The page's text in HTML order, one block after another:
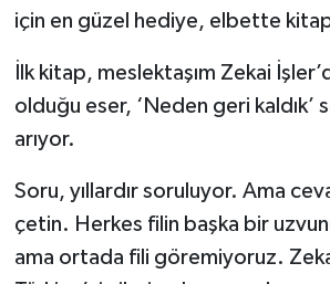
için en güzel hediye, elbette
İlk kitap, meslektaşım Zekai
olduğu eser, ‘Neden geri kaldık’
arıyor.
Soru, yıllardır soruluyor. Ama
çetin. Herkes filin başka bir
ama ortada fili göremiyoruz.
EĞİTİM
İLÇELER
OTOPARK
TEKNOLOJİ
Haber Arşivi